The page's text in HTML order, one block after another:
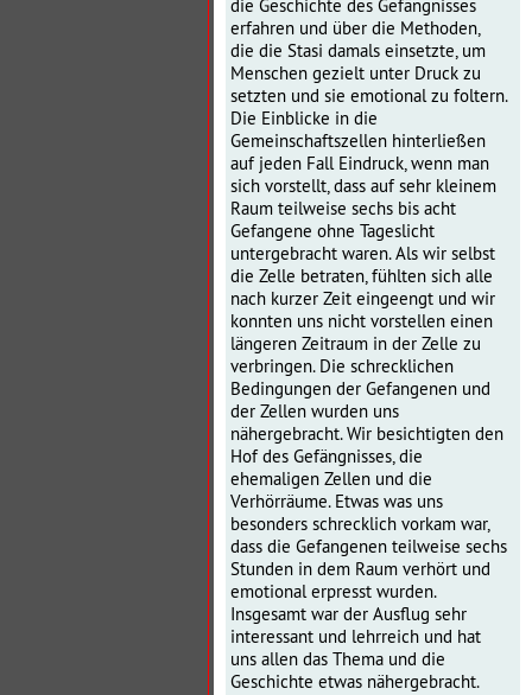
die Geschichte des Gefängnisses
erfahren und über die Methoden,
die die Stasi damals einsetzte, um
Menschen gezielt unter Druck zu
setzten und sie emotional zu foltern.
Die Einblicke in die
Gemeinschaftszellen hinterließen
auf jeden Fall Eindruck, wenn man
sich vorstellt, dass auf sehr kleinem
Raum teilweise sechs bis acht
Gefangene ohne Tageslicht
untergebracht waren. Als wir selbst
die Zelle betraten, fühlten sich alle
nach kurzer Zeit eingeengt und wir
konnten uns nicht vorstellen einen
längeren Zeitraum in der Zelle zu
verbringen. Die schrecklichen
Bedingungen der Gefangenen und
der Zellen wurden uns
nähergebracht.Wir besichtigten den
Hof des Gefängnisses, die
ehemaligen Zellen und die
Verhörräume. Etwas was uns
besonders schrecklich vorkam war,
dass die Gefangenen teilweise sechs
Stunden in dem Raum verhört und
emotional erpresst wurden.
Insgesamt war der Ausflug sehr
interessant und lehrreich und hat
uns allen das Thema und die
Geschichte etwas nähergebracht.